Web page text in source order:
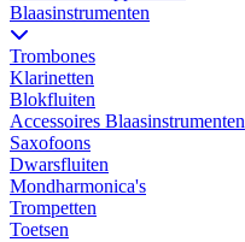
Blaasinstrumenten
Trombones
Klarinetten
Blokfluiten
Accessoires Blaasinstrumenten
Saxofoons
Dwarsfluiten
Mondharmonica's
Trompetten
Toetsen